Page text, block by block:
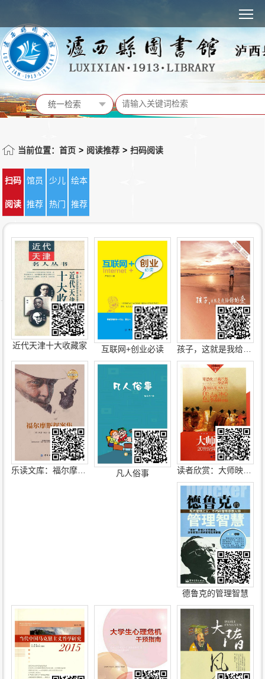
统一检索
馆藏书目
活动预告
当前位置：首页 > 阅读推荐 > 扫码阅读
扫码
阅读
馆员
推荐
少儿
热门
绘本
推荐
近代天津十大收藏家 互联网+创业必读 孩子，这就是我给你的爱
乐读文库：福尔摩斯探案集 凡人俗事 读者欣赏：大师映象 20世纪闻人风尚志
德鲁克的管理智慧